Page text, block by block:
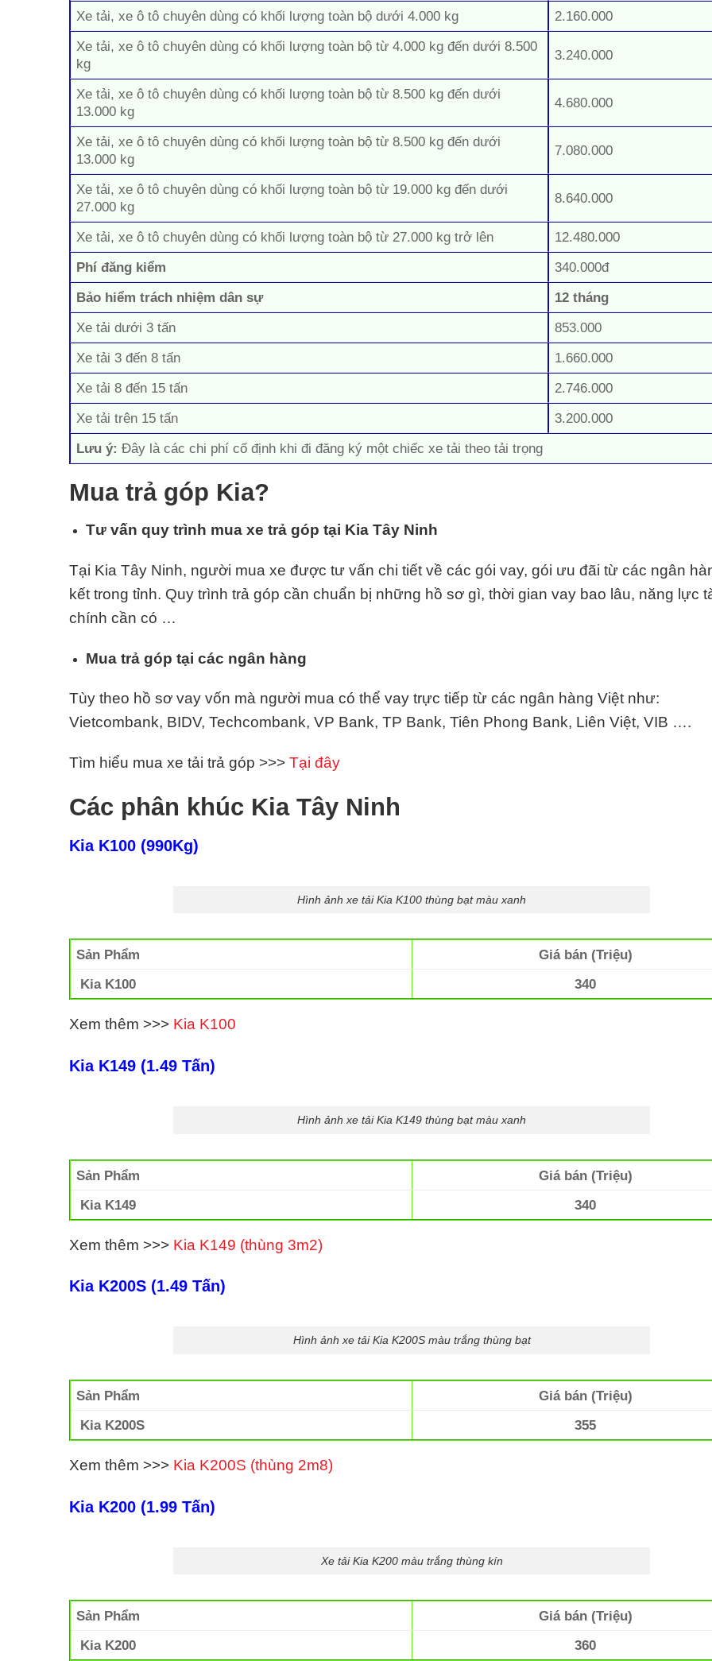
Xe tải, xe ô tô chuyên dùng có khối lượng toàn bộ dưới 4.000 kg
2.160.000
Xe tải, xe ô tô chuyên dùng có khối lượng toàn bộ từ 4.000 kg đến dưới 8.500
kg
3.240.000
Xe tải, xe ô tô chuyên dùng có khối lượng toàn bộ từ 8.500 kg đến dưới
13.000 kg
4.680.000
Xe tải, xe ô tô chuyên dùng có khối lượng toàn bộ từ 8.500 kg đến dưới
13.000 kg
7.080.000
Xe tải, xe ô tô chuyên dùng có khối lượng toàn bộ từ 19.000 kg đến dưới
27.000 kg
8.640.000
Xe tải, xe ô tô chuyên dùng có khối lượng toàn bộ từ 27.000 kg trở lên
12.480.000
Phí đăng kiểm
340.000đ
Bảo hiểm trách nhiệm dân sự
12 tháng
Xe tải dưới 3 tấn
853.000
Xe tải 3 đến 8 tấn
1.660.000
Xe tải 8 đến 15 tấn
2.746.000
Xe tải trên 15 tấn
3.200.000
Lưu ý:Đây là các chi phí cố định khi đi đăng ký một chiếc xe tải theo tải trọng
Mua trả góp Kia?
Tư vấn quy trình mua xe trả góp tại Kia Tây Ninh
Tại Kia Tây Ninh, người mua xe được tư vấn chi tiết về các gói vay, gói ưu đãi từ các ngân
kết trong tỉnh. Quy trình trả góp cần chuẩn bị những hồ sơ gì, thời gian vay bao lâu, năng lực
chính cần có …
Mua trả góp tại các ngân hàng
Tùy theo hồ sơ vay vốn mà người mua có thể vay trực tiếp từ các ngân hàng Việt như:
Vietcombank, BIDV, Techcombank, VP Bank, TP Bank, Tiên Phong Bank, Liên Việt, VIB ….
Tìm hiểu mua xe tải trả góp >>> Tại đây
Các phân khúc Kia Tây Ninh
Kia K100 (990Kg)
Hình ảnh xe tải Kia K100 thùng bạt màu xanh
Sản Phẩm
Giá bán (Triệu)
Kia K100
340
Xem thêm >>> Kia K100
Kia K149 (1.49 Tấn)
Hình ảnh xe tải Kia K149 thùng bạt màu xanh
Sản Phẩm
Giá bán (Triệu)
Kia K149
340
Xem thêm >>> Kia K149 (thùng 3m2)
Kia K200S (1.49 Tấn)
Hình ảnh xe tải Kia K200S màu trắng thùng bạt
Sản Phẩm
Giá bán (Triệu)
Kia K200S
355
Xem thêm >>> Kia K200S (thùng 2m8)
Kia K200 (1.99 Tấn)
Xe tải Kia K200 màu trắng thùng kín
Sản Phẩm
Giá bán (Triệu)
Kia K200
360